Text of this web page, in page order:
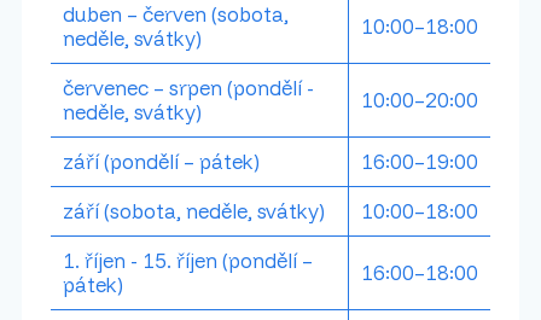
duben –⁠⁠⁠⁠⁠⁠ červen (sobota,
neděle, svátky)
10:00–⁠⁠⁠⁠⁠⁠18:00
červenec – srpen (pondělí -
neděle, svátky)
10:00–20:00
září (pondělí – pátek)
16:00–19:00
září (sobota, neděle, svátky)
10:00–⁠⁠⁠⁠⁠⁠18:00
1. říjen - 15. říjen (pondělí –
pátek)
16:00–18:00